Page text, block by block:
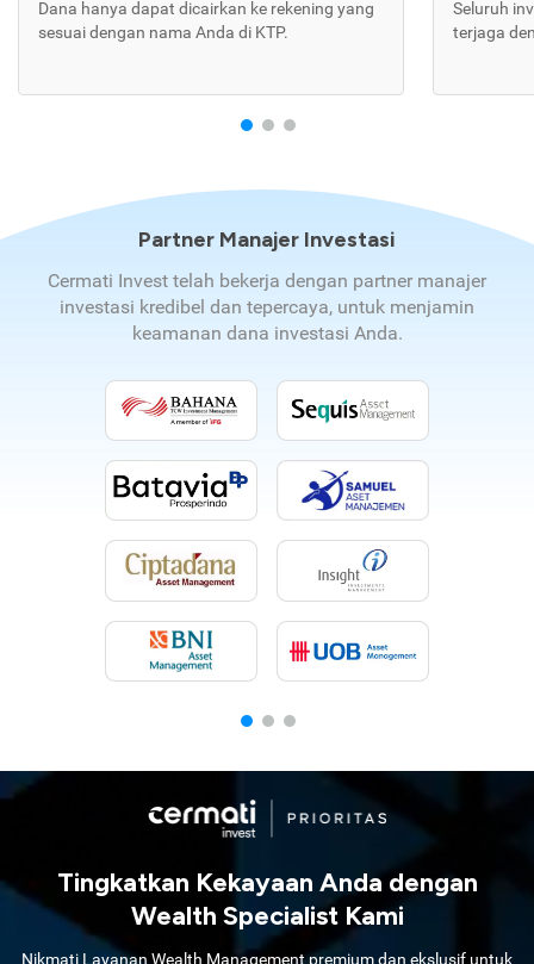
Dana hanya dapat dicairkan ke rekening yang
sesuai dengan nama Anda di KTP.
Seluruh
terjaga
Partner Manajer Investasi
Cermati Invest telah bekerja dengan partner manajer
investasi kredibel dan tepercaya, untuk menjamin
keamanan dana investasi Anda.
Tingkatkan Kekayaan Anda dengan
Wealth Specialist Kami
Nikmati Layanan Wealth Management premium dan ekslusif untuk